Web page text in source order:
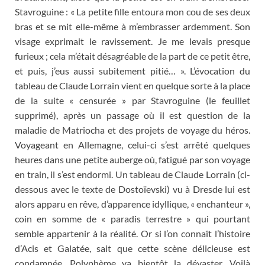
Stavroguine : « La petite fille entoura mon cou de ses deux
bras et se mit elle-même à m’embrasser ardemment. Son
visage exprimait le ravissement. Je me levais presque
furieux ; cela m’était désagréable de la part de ce petit être,
et puis, j’eus aussi subitement pitié… ». L’évocation du
tableau de Claude Lorrain vient en quelque sorte à la place
de la suite « censurée » par Stavroguine (le feuillet
supprimé), après un passage où il est question de la
maladie de Matriocha et des projets de voyage du héros.
Voyageant en Allemagne, celui-ci s’est arrêté quelques
heures dans une petite auberge où, fatigué par son voyage
en train, il s’est endormi. Un tableau de Claude Lorrain (ci-
dessous avec le texte de Dostoïevski) vu à Dresde lui est
alors apparu en rêve, d’apparence idyllique, « enchanteur »,
coin en somme de « paradis terrestre » qui pourtant
semble appartenir à la réalité. Or si l’on connaît l’histoire
d’Acis et Galatée, sait que cette scène délicieuse est
condamnée. Polyphème va bientôt la dévaster. Voilà